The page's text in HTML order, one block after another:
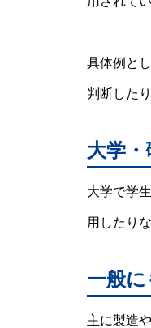
具体例と
判断した
大学
大学で学
用したり
一般
主に製造